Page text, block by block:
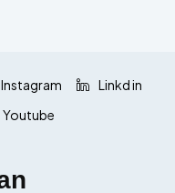
Instagram
Linkd in
Youtube